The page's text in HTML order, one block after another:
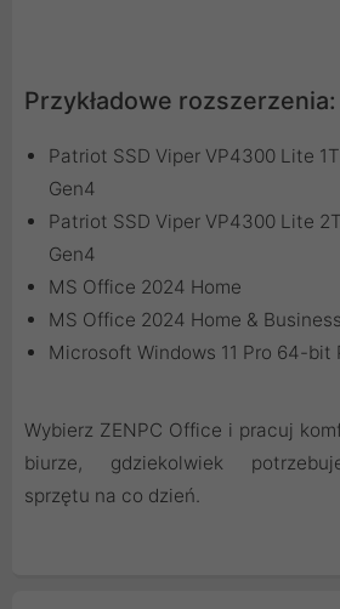
Przykładowe rozszerzenia:
Patriot SSD Viper VP4300 Lite
Gen4
Patriot SSD Viper VP4300 Lite
Gen4
MS Office 2024 Home
MS Office 2024 Home & Business
Microsoft Windows 11 Pro 64-bit
Wybierz ZENPC Office i pracuj
biurze, gdziekolwiek
sprzętu na co dzień.